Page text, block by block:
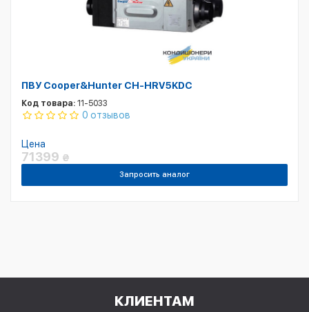
ПВУ Cooper&Hunter CH-HRV5KDC
Код товара: 11-5033
0 отзывов
Цена
71399 ₴
Запросить аналог
КЛИЕНТАМ